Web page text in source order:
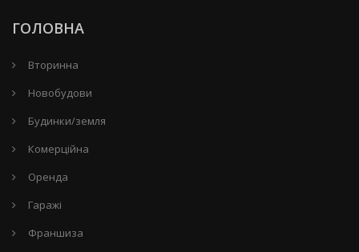
ГОЛОВНА
Вторинна
Новобудови
Будинки/земля
Комерційна
Оренда
Гаражі
Франшиза